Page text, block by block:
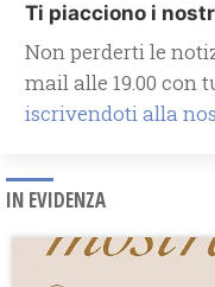
Ti piacciono i
Non perderti le
mail alle 19.00 con
iscrivendoti alla
IN EVIDENZA